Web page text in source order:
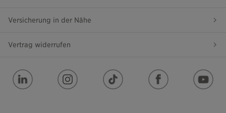
Versicherung in der Nähe
Vertrag widerrufen